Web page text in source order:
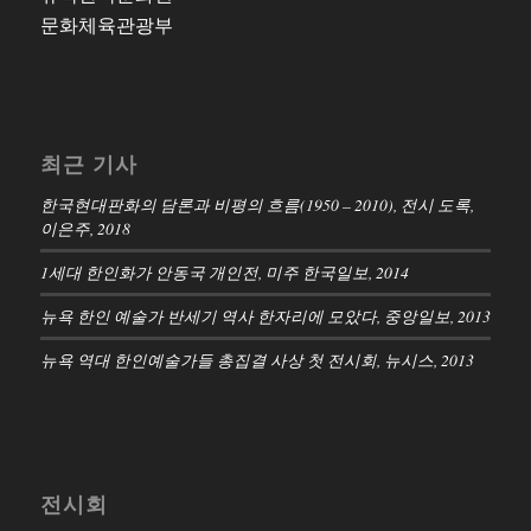
문화체육관광부
최근 기사
한국현대판화의 담론과 비평의 흐름(1950 – 2010), 전시 도록,
이은주, 2018
1세대 한인화가 안동국 개인전, 미주 한국일보, 2014
뉴욕 한인 예술가 반세기 역사 한자리에 모았다, 중앙일보, 2013
뉴욕 역대 한인예술가들 총집결 사상 첫 전시회, 뉴시스, 2013
전시회